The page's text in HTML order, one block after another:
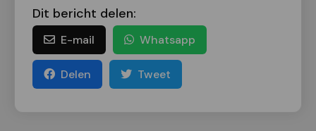
Dit bericht delen:
E-mail Whatsapp
Delen Tweet